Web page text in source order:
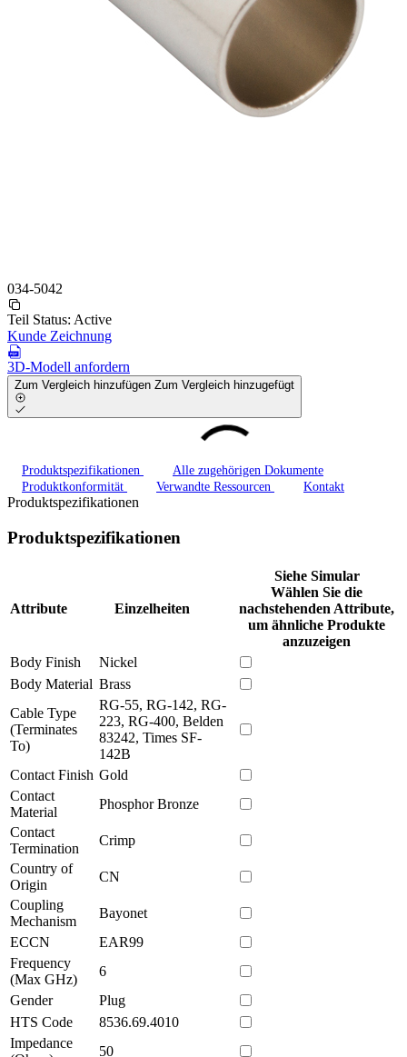
034-5042
Teil Status: Active
Kunde Zeichnung
3D-Modell anfordern
Zum Vergleich hinzufügen Zum Vergleich hinzugefügt
Produktspezifikationen
Alle zugehörigen Dokumente
Produktkonformität
Verwandte Ressourcen Kontakt
Produktspezifikationen
Produktspezifikationen
Attribute Einzelheiten
Siehe Simular
Wählen Sie die
nachstehenden Attribute,
um ähnliche Produkte
anzuzeigen
Body Finish
Nickel
Body Material Brass
Cable Type
(Terminates
To)
RG-55, RG-142, RG-
223, RG-400, Belden
83242, Times SF-
142B
Contact Finish Gold
Contact
Material
Phosphor Bronze
Contact
Termination
Crimp
Country of
Origin
CN
Coupling
Mechanism
Bayonet
ECCN
EAR99
Frequency
(Max GHz)
6
Gender
Plug
HTS Code
8536.69.4010
Impedance
50